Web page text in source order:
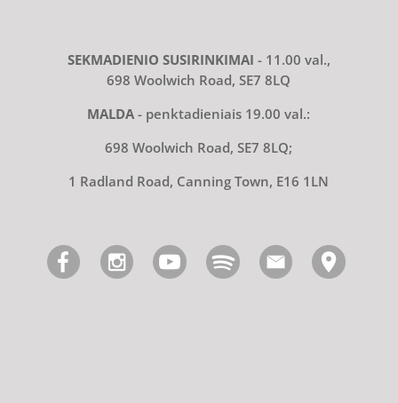
SEKMADIENIO SUSIRINKIMAI - 11.00 val.,
698 Woolwich Road, SE7 8LQ
MALDA- penktadieniais 19.00 val.:
698 Woolwich Road, SE7 8LQ;
1 Radland Road, Canning Town, E16 1LN